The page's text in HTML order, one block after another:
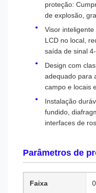
proteção:
de explosão,
Visor
LCD no local,
saída de sinal
Design com
adequado para
campo e locais
Instalação
fundido,
interfaces de
Parâmetros de
Faixa